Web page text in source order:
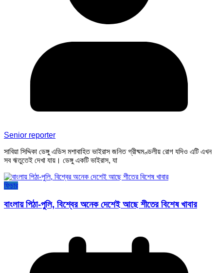
Senior reporter
সাবিয়া সিদ্দিকা ডেঙ্গু এডিস মশাবাহিত ভাইরাস জনিত গ্রীষ্মমণ্ডলীয় রোগ যদিও এটি এখন
সব ঋতুতেই দেখা যায়। ডেঙ্গু একটি ভাইরাস, যা
ফিচার
বাংলায় পিঠা-পুলি, বিশ্বের অনেক দেশেই আছে শীতের বিশেষ খাবার